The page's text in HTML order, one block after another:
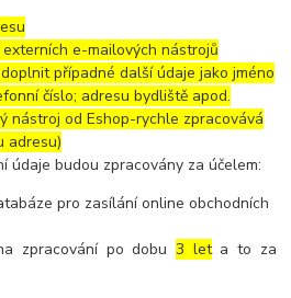
e-mailových nástrojů
případné další údaje jako jméno
číslo; adresu bydliště apod.
nástroj od Eshop-rychle zpracovává
adresu)
údaje budou zpracovány za účelem:
pro zasílání online obchodních
zpracování po dobu3 leta to za